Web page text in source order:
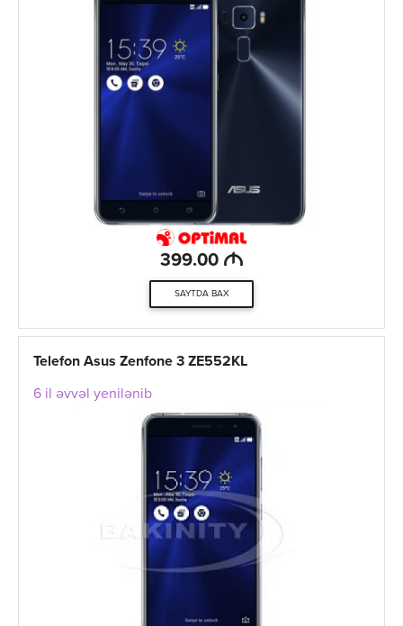
399.00 M
SAYTDA BAX
Telefon Asus Zenfone 3 ZE552KL
6 il əvvəl yenilənib